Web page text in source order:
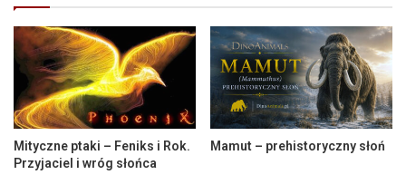
Mityczne ptaki – Feniks i Rok.
Przyjaciel i wróg słońca
Mamut – prehistoryczny słoń